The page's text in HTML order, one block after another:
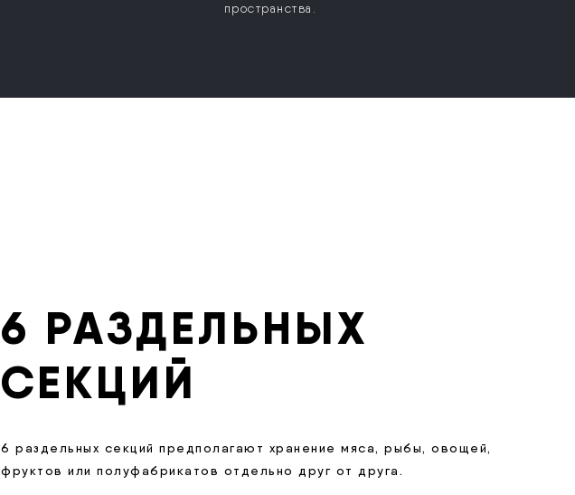
пространства.
6 РАЗДЕЛЬНЫХ
СЕКЦИЙ
6 раздельных секций предполагают хранение мяса, рыбы, овощей,
фруктов или полуфабрикатов отдельно друг от друга.